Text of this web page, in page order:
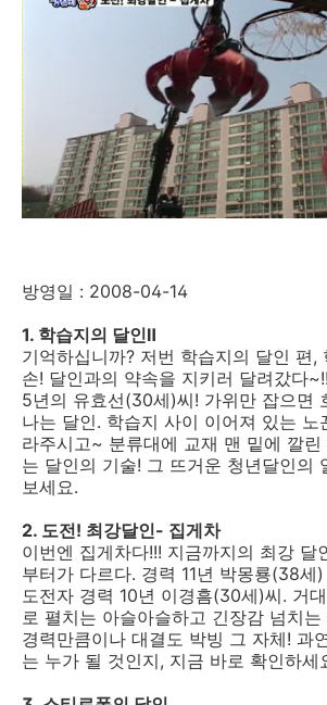
방영일 : 2008-04-14
1. 학습지의 달인Ⅱ
기억하십니까? 저번 학습지의 달인 편,
손! 달인과의 약속을 지키러 달려갔다
5년의 유효선(30세)씨! 가위만 잡으면
나는 달인. 학습지 사이 이어져 있는 노
라주시고~ 분류대에 교재 맨 밑에 깔
는 달인의 기술! 그 뜨거운 청년달인의
보세요.
2. 도전! 최강달인- 집게차
이번엔 집게차다!!! 지금까지의 최강 달
부터가 다르다. 경력 11년 박몽룡(38세
도전자 경력 10년 이경흠(30세)씨. 거
로 펼치는 아슬아슬하고 긴장감 넘치
경력만큼이나 대결도 박빙 그 자체! 과
는 누가 될 것인지, 지금 바로 확인하세